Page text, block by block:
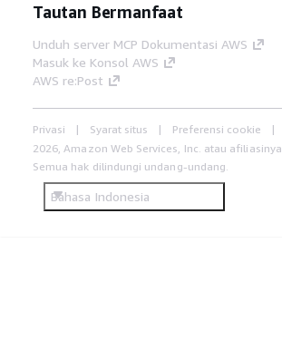
Tautan Bermanfaat
Unduh server MCP Dokumentasi AWS
Masuk ke Konsol AWS
AWS re:Post
Privasi Syarat situs Preferensi cookie
2026, Amazon Web Services, Inc. atau afiliasinya.
Semua hak dilindungi undang-undang.
Bahasa Indonesia